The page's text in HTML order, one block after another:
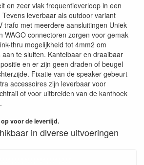
en zeer vlak frequentieverloop in een
leverbaar als outdoor variant
trafo met meerdere aansluitingen Uniek
WAGO connectoren zorgen voor gemak
thru mogelijkheid tot 4mm2 om
te sluiten. Kantelbaar en draaibaar
en er zijn geen draden of beugel
Fixatie van de speaker gebeurt
accessoires zijn leverbaar voor
of voor uitbreiden van de kanthoek
voor de levertijd.
in diverse uitvoeringen